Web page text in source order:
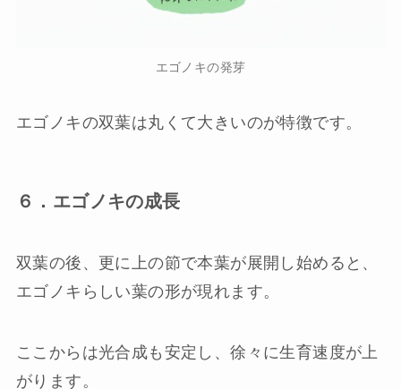
エゴノキの発芽
エゴノキの双葉は丸くて大きいのが特徴です。
６．エゴノキの成長
双葉の後、更に上の節で本葉が展開し始めると、
エゴノキらしい葉の形が現れます。
ここからは光合成も安定し、徐々に生育速度が上
がります。